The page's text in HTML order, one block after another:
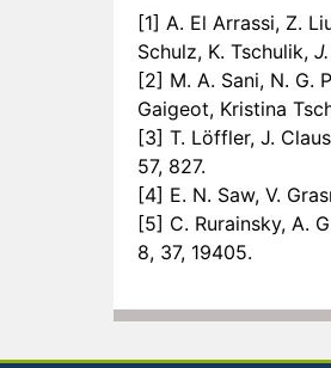
[1] A. El Arrassi, Z.
Schulz, K. Tschulik,
[2] M. A. Sani, N. G.
Gaigeot, Kristina
[3] T. Löffler, J.
57, 827.
[4] E. N. Saw, V.
[5] C. Rurainsky, A.
8, 37, 19405.